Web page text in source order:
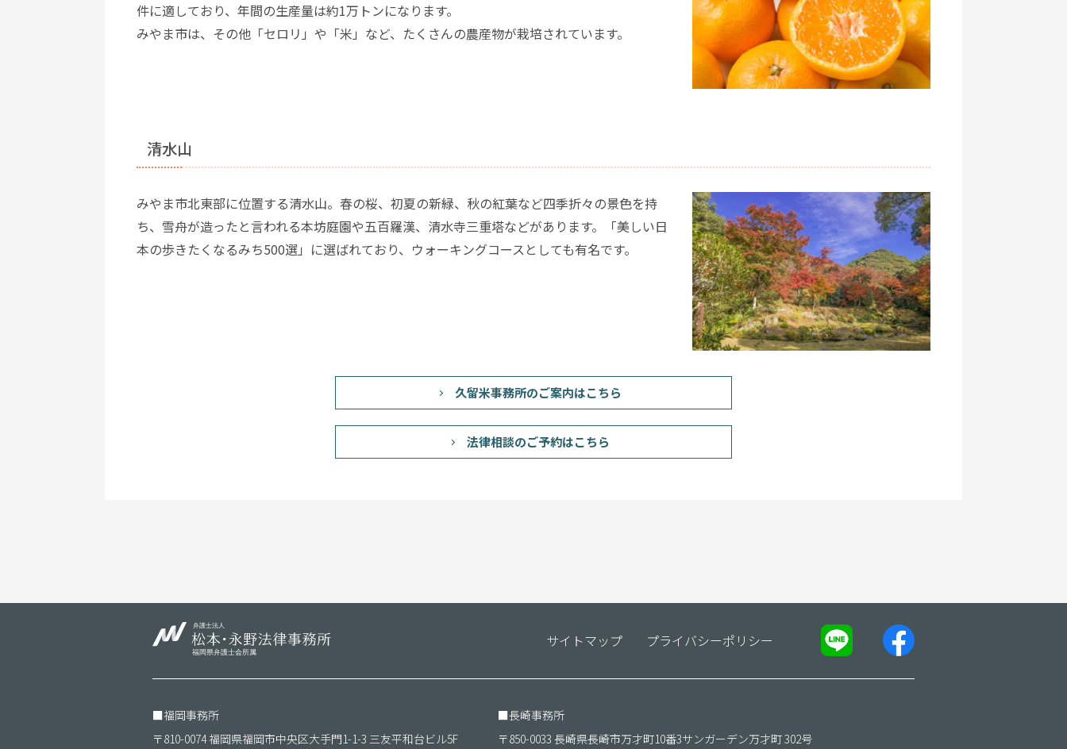
件に適しており、年間の生産量は約1万トンになります。
みやま市は、その他「セロリ」や「米」など、たくさんの農産物が栽培されています。
清水山
みやま市北東部に位置する清水山。春の桜、初夏の新緑、秋の紅葉など四季折々の景色を持
ち、雪舟が造ったと言われる本坊庭園や五百羅漢、清水寺三重塔などがあります。「美しい日
本の歩きたくなるみち500選」に選ばれており、ウォーキングコースとしても有名です。
久留米事務所のご案内はこちら
法律相談のご予約はこちら
サイトマップ プライバシーポリシー
■福岡事務所
〒810-0074 福岡県福岡市中央区大手門1-1-3 三友平和台ビル5F
■長崎事務所
〒850-0033 長崎県長崎市万才町10番3サンガーデン万才町 302号